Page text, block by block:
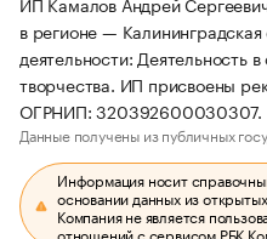
в регионе —
деятельности: Деятельность
творчества. ИП присвоены
ОГРНИП: 320392600030307.
Данные получены из публичных
Информация носит
основании данных из
Компания не является
отношений с сервисом РБК